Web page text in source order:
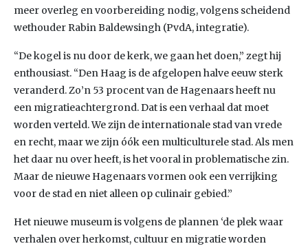
meer overleg en voorbereiding nodig, volgens scheidend
wethouder Rabin Baldewsingh (PvdA, integratie).
“De kogel is nu door de kerk, we gaan het doen,” zegt hij
enthousiast. “Den Haag is de afgelopen halve eeuw sterk
veranderd. Zo’n 53 procent van de Hagenaars heeft nu
een migratieachtergrond. Dat is een verhaal dat moet
worden verteld. We zijn de internationale stad van vrede
en recht, maar we zijn óók een multiculturele stad. Als men
het daar nu over heeft, is het vooral in problematische zin.
Maar de nieuwe Hagenaars vormen ook een verrijking
voor de stad en niet alleen op culinair gebied.”
Het nieuwe museum is volgens de plannen ‘de plek waar
verhalen over herkomst, cultuur en migratie worden